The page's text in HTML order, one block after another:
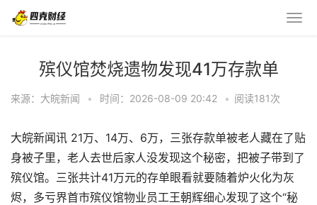
殡仪馆焚烧遗物发现41万存款单
来源：大皖新闻 • 时间：2026-08-09 20:42 • 阅读181次
大皖新闻讯 21万、14万、6万，三张存款单被老人藏在了贴
身被子里，老人去世后家人没发现这个秘密，把被子带到了
殡仪馆。三张共计41万元的存单眼看就要随着炉火化为灰
烬，多亏界首市殡仪馆物业员工王朝辉细心发现了这个“秘